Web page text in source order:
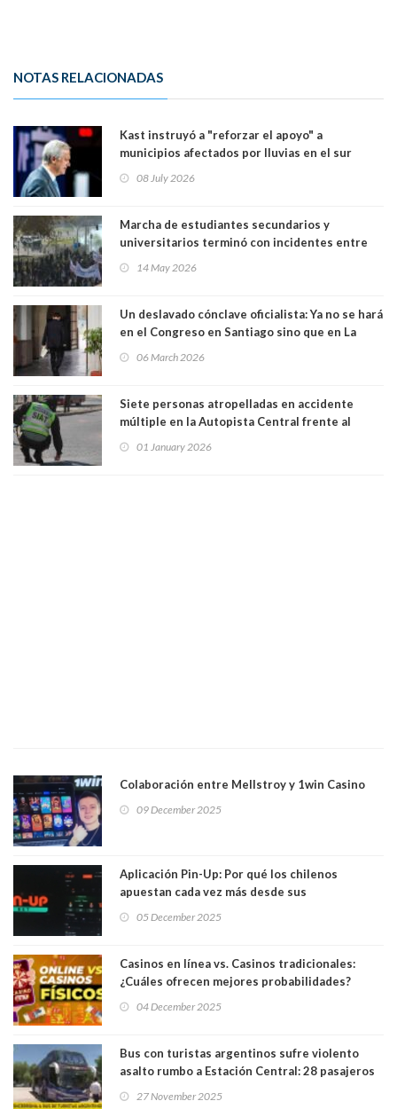
NOTAS RELACIONADAS
Kast instruyó a "reforzar el apoyo" a
municipios afectados por lluvias en el sur
08 July 2026
Marcha de estudiantes secundarios y
universitarios terminó con incidentes entre
objetivo era protestar contra los recortes del
14 May 2026
Un deslavado cónclave oficialista: Ya no se hará
en el Congreso en Santiago sino que en La
06 March 2026
Siete personas atropelladas en accidente
múltiple en la Autopista Central frente al
01 January 2026
Colaboración entre Mellstroy y 1win Casino
09 December 2025
Aplicación Pin-Up: Por qué los chilenos
apuestan cada vez más desde sus
05 December 2025
Casinos en línea vs. Casinos tradicionales:
¿Cuáles ofrecen mejores probabilidades?
04 December 2025
Bus con turistas argentinos sufre violento
asalto rumbo a Estación Central: 28 pasajeros
27 November 2025